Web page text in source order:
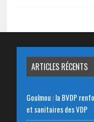
ARTICLES RÉCENTS
Goulmou : la BVDP
et sanitaires des VDP